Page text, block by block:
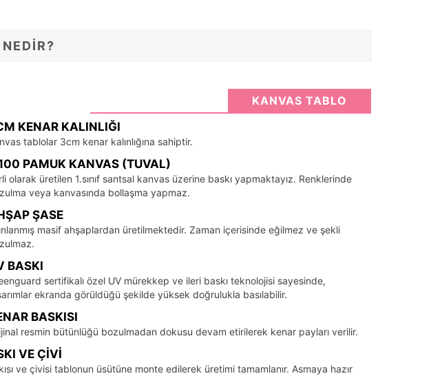
KANVAS TABLO
KENAR KALINLIĞI
tablolar 3cm kenar kalınlığına sahiptir.
PAMUK KANVAS (TUVAL)
olarak üretilen 1.sınıf santsal kanvas üzerine baskı yapmaktayız. Renklerinde
veya kanvasında bollaşma yapmaz.
ŞASE
masif ahşaplardan üretilmektedir. Zaman içerisinde eğilmez ve şekli
BASKI
sertifikalı özel UV mürekkep ve ileri baskı teknolojisi sayesinde,
ekranda görüldüğü şekilde yüksek doğrulukla basılabilir.
BASKISI
resmin bütünlüğü bozulmadan dokusu devam etirilerek kenar payları verilir.
VE ÇIVI
ve çivisi tablonun üsütüne monte edilerek üretimi tamamlanır. Asmaya hazır